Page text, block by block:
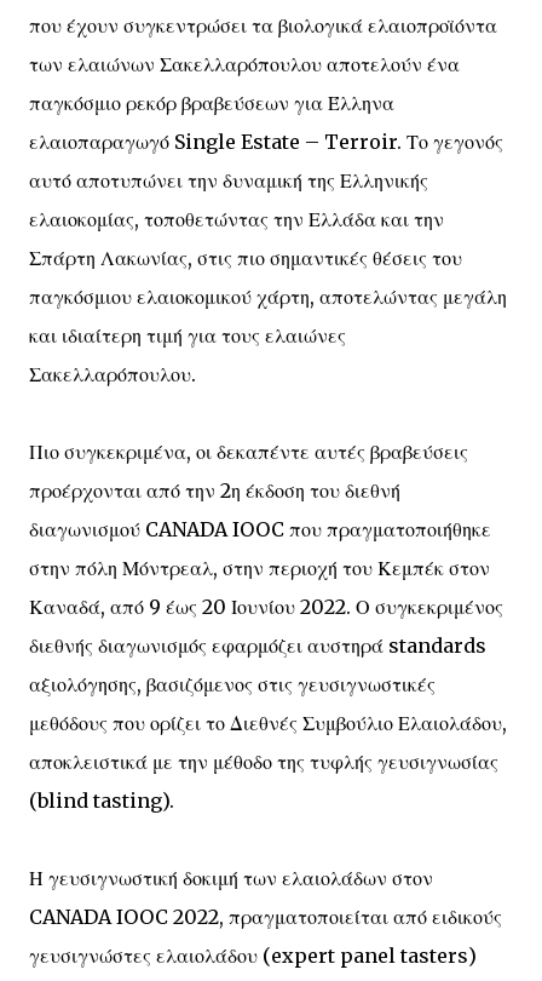
που έχουν συγκεντρώσει τα βιολογικά ελαιοπροϊόντα
των ελαιώνων Σακελλαρόπουλου αποτελούν ένα
παγκόσμιο ρεκόρ βραβεύσεων για Έλληνα
ελαιοπαραγωγό Single Estate – Terroir. Το γεγονός
αυτό αποτυπώνει την δυναμική της Ελληνικής
ελαιοκομίας, τοποθετώντας την Ελλάδα και την
Σπάρτη Λακωνίας, στις πιο σημαντικές θέσεις του
παγκόσμιου ελαιοκομικού χάρτη, αποτελώντας μεγάλη
και ιδιαίτερη τιμή για τους ελαιώνες
Σακελλαρόπουλου.
Πιο συγκεκριμένα, οι δεκαπέντε αυτές βραβεύσεις
προέρχονται από την 2η έκδοση του διεθνή
διαγωνισμού CANADA IOOC που πραγματοποιήθηκε
στην πόλη Μόντρεαλ, στην περιοχή του Κεμπέκ στον
Καναδά, από 9 έως 20 Ιουνίου 2022. Ο συγκεκριμένος
διεθνής διαγωνισμός εφαρμόζει αυστηρά standards
αξιολόγησης, βασιζόμενος στις γευσιγνωστικές
μεθόδους που ορίζει το Διεθνές Συμβούλιο Ελαιολάδου,
αποκλειστικά με την μέθοδο της τυφλής γευσιγνωσίας
(blind tasting).
Η γευσιγνωστική δοκιμή των ελαιολάδων στον
CANADA IOOC 2022, πραγματοποιείται από ειδικούς
γευσιγνώστες ελαιολάδου (expert panel tasters)